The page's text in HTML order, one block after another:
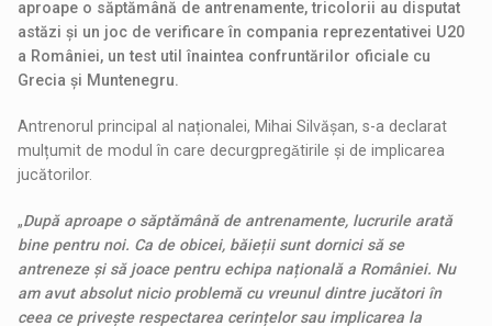
aproape o săptămână de antrenamente, tricolorii au disputat
astăzi și un joc de verificare în compania reprezentativei U20
a României, un test util înaintea confruntărilor oficiale cu
Grecia și Muntenegru.
Antrenorul principal al naționalei, Mihai Silvășan, s-a declarat
mulțumit de modul în care decurgpregǎtirile și de implicarea
jucătorilor.
„După aproape o săptămână de antrenamente, lucrurile arată
bine pentru noi. Ca de obicei, băieții sunt dornici să se
antreneze și să joace pentru echipa națională a României. Nu
am avut absolut nicio problemă cu vreunul dintre jucători în
ceea ce privește respectarea cerințelor sau implicarea la